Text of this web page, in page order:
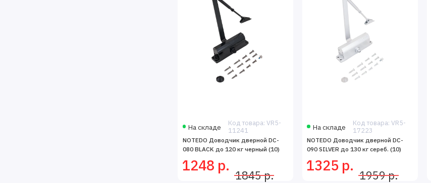
На складе
Код товара: VR5-
11241
NOTEDO Доводчик дверной DC-
080 BLACK до 120 кг черный (10)
1248 р.
1845 р.
На складе
Код товара: VR5-
17223
NOTEDO Доводчик дверной DC-
090 SILVER до 130 кг сереб. (10)
1325 р.
1959 р.